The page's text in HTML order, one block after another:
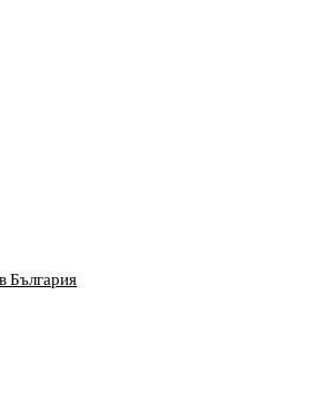
България